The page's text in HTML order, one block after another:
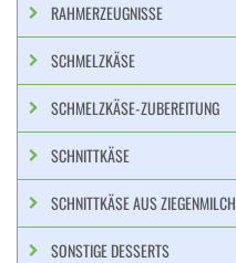
RAHMERZEUGNISSE
SCHMELZKÄSE
SCHMELZKÄSE-ZUBEREITUNG
SCHNITTKÄSE
SCHNITTKÄSE AUS ZIEGENMILCH
SONSTIGE DESSERTS